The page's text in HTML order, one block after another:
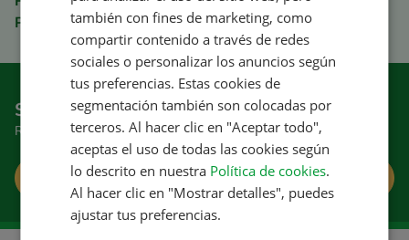
Pago seguro
Suscríbase al boletín informativo
Reciba excelentes consejos y ofertas
Suscribirse
GERMAN
DANISH
SPANISH
SWEDISH
también con fines de marketing, como
compartir contenido a través de redes
sociales o personalizar los anuncios según
tus preferencias. Estas cookies de
segmentación también son colocadas por
terceros. Al hacer clic en "Aceptar todo",
aceptas el uso de todas las cookies según
lo descrito en nuestra Política de cookies.
Al hacer clic en "Mostrar detalles", puedes
ajustar tus preferencias.